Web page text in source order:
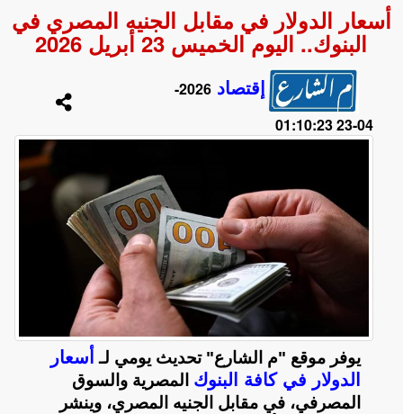
أسعار الدولار في مقابل الجنيه المصري في
البنوك.. اليوم الخميس 23 أبريل 2026
إقتصاد
2026-
04-23 01:10:23
يوفر موقع "م الشارع" تحديث يومي لـ أسعار
الدولار في كافة البنوك المصرية والسوق
المصرفي، في مقابل الجنيه المصري، وينشر